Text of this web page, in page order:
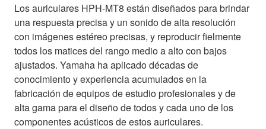
Los auriculares HPH-MT8 están diseñados para brindar
una respuesta precisa y un sonido de alta resolución
con imágenes estéreo precisas, y reproducir fielmente
todos los matices del rango medio a alto con bajos
ajustados. Yamaha ha aplicado décadas de
conocimiento y experiencia acumulados en la
fabricación de equipos de estudio profesionales y de
alta gama para el diseño de todos y cada uno de los
componentes acústicos de estos auriculares.